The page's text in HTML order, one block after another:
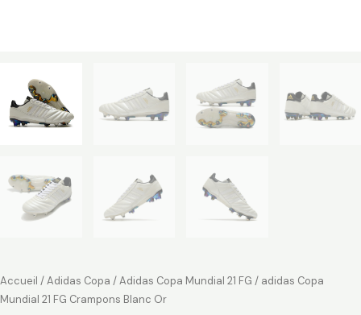
Accueil /Adidas Copa /Adidas Copa Mundial 21 FG / adidas Copa
Mundial 21 FG Crampons Blanc Or